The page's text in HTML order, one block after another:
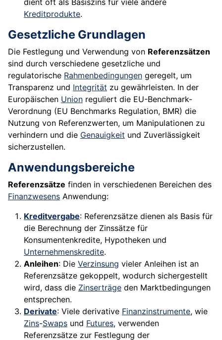
dient oft als Basiszins für viele andere
Kreditprodukte.
Gesetzliche Grundlagen
Die Festlegung und Verwendung von Referenzsätzen
sind durch verschiedene gesetzliche und
regulatorische Rahmenbedingungen geregelt, um
Transparenz und Integrität zu gewährleisten. In der
Europäischen Union reguliert die EU-Benchmark-
Verordnung (EU Benchmarks Regulation, BMR) die
Nutzung von Referenzwerten, um Manipulationen zu
verhindern und die Genauigkeit und Zuverlässigkeit
sicherzustellen.
Anwendungsbereiche
Referenzsätze finden in verschiedenen Bereichen des
Finanzwesens Anwendung:
Kreditvergabe: Referenzsätze dienen als Basis für
die Berechnung der Zinssätze für
Konsumentenkredite, Hypotheken und
Unternehmenskredite.
Anleihen: Die Verzinsung vieler Anleihen ist an
Referenzsätze gekoppelt, wodurch sichergestellt
wird, dass die Zinserträge den Marktbedingungen
entsprechen.
Derivate: Viele derivative Finanzinstrumente, wie
Zins-Swaps und Futures, verwenden
Referenzsätze zur Festlegung der